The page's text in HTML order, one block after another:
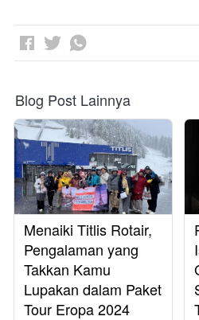
Blog Post Lainnya
Menaiki Titlis Rotair,
Pengalaman yang
Takkan Kamu
Lupakan dalam Paket
Tour Eropa 2024